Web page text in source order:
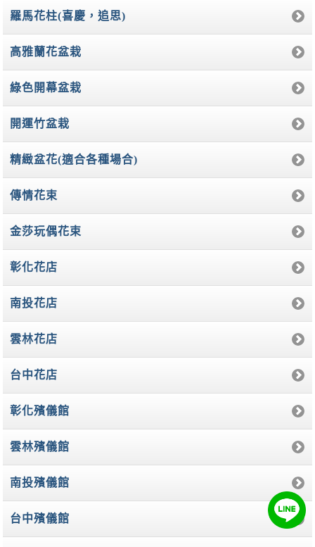
羅馬花柱(喜慶，追思)
高雅蘭花盆栽
綠色開幕盆栽
開運竹盆栽
精緻盆花(適合各種場合)
傳情花束
金莎玩偶花束
彰化花店
南投花店
雲林花店
台中花店
彰化殯儀館
雲林殯儀館
南投殯儀館
台中殯儀館